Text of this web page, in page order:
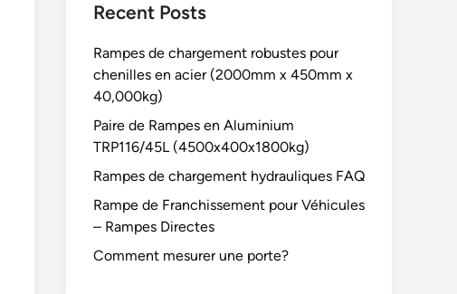
Recent Posts
Rampes de chargement robustes pour
chenilles en acier (2000mm x 450mm x
40,000kg)
Paire de Rampes en Aluminium
TRP116/45L (4500x400x1800kg)
Rampes de chargement hydrauliques FAQ
Rampe de Franchissement pour Véhicules
– Rampes Directes
Comment mesurer une porte?